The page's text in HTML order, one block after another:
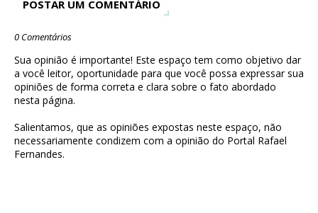
POSTAR UM COMENTÁRIO
0 Comentários
Sua opinião é importante! Este espaço tem como objetivo dar
a você leitor, oportunidade para que você possa expressar sua
opiniões de forma correta e clara sobre o fato abordado
nesta página.
Salientamos, que as opiniões expostas neste espaço, não
necessariamente condizem com a opinião do Portal Rafael
Fernandes.